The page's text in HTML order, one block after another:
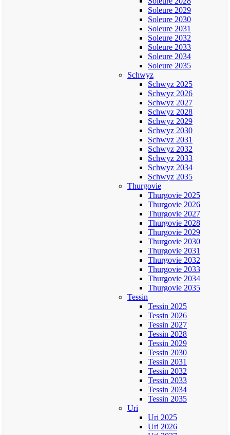
Soleure 2029
Soleure 2030
Soleure 2031
Soleure 2032
Soleure 2033
Soleure 2034
Soleure 2035
Schwyz
Schwyz 2025
Schwyz 2026
Schwyz 2027
Schwyz 2028
Schwyz 2029
Schwyz 2030
Schwyz 2031
Schwyz 2032
Schwyz 2033
Schwyz 2034
Schwyz 2035
Thurgovie
Thurgovie 2025
Thurgovie 2026
Thurgovie 2027
Thurgovie 2028
Thurgovie 2029
Thurgovie 2030
Thurgovie 2031
Thurgovie 2032
Thurgovie 2033
Thurgovie 2034
Thurgovie 2035
Tessin
Tessin 2025
Tessin 2026
Tessin 2027
Tessin 2028
Tessin 2029
Tessin 2030
Tessin 2031
Tessin 2032
Tessin 2033
Tessin 2034
Tessin 2035
Uri
Uri 2025
Uri 2026